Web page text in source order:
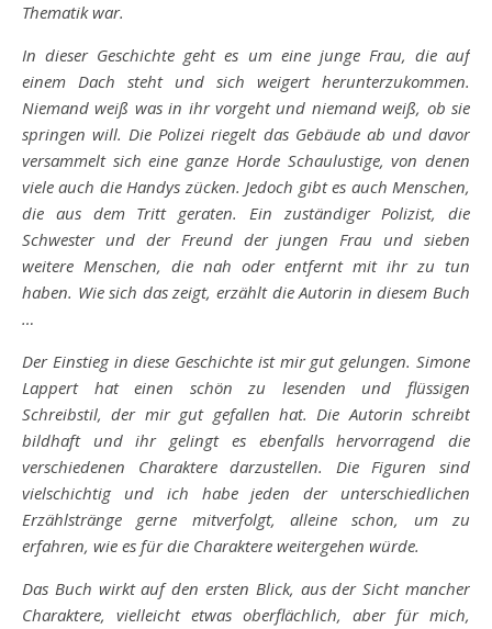
Thematik war.
In dieser Geschichte geht es um eine junge Frau, die auf
einem Dach steht und sich weigert herunterzukommen.
Niemand weiß was in ihr vorgeht und niemand weiß, ob sie
springen will. Die Polizei riegelt das Gebäude ab und davor
versammelt sich eine ganze Horde Schaulustige, von denen
viele auch die Handys zücken. Jedoch gibt es auch Menschen,
die aus dem Tritt geraten. Ein zuständiger Polizist, die
Schwester und der Freund der jungen Frau und sieben
weitere Menschen, die nah oder entfernt mit ihr zu tun
haben. Wie sich das zeigt, erzählt die Autorin in diesem Buch
…
Der Einstieg in diese Geschichte ist mir gut gelungen. Simone
Lappert hat einen schön zu lesenden und flüssigen
Schreibstil, der mir gut gefallen hat. Die Autorin schreibt
bildhaft und ihr gelingt es ebenfalls hervorragend die
verschiedenen Charaktere darzustellen. Die Figuren sind
vielschichtig und ich habe jeden der unterschiedlichen
Erzählstränge gerne mitverfolgt, alleine schon, um zu
erfahren, wie es für die Charaktere weitergehen würde.
Das Buch wirkt auf den ersten Blick, aus der Sicht mancher
Charaktere, vielleicht etwas oberflächlich, aber für mich,